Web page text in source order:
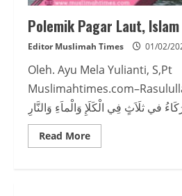
Polemik Pagar Laut,
Editor Muslimah Times 01/02/
Oleh. Ayu Mela Yulianti, S,Pt
Read MoreRead
more